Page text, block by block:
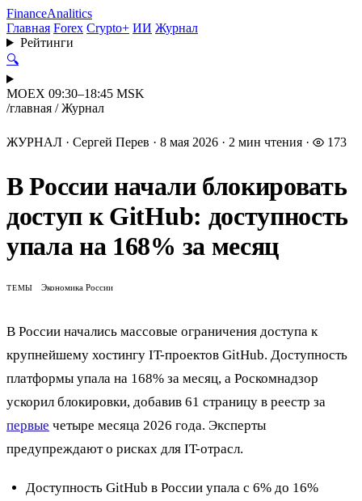
FinanceAnalitics
Главная Forex Crypto+ ИИ Журнал
Рейтинги
🔍
MOEX 09:30–18:45 MSK
/главная / Журнал
ЖУРНАЛ · Сергей Перев · 8 мая 2026 · 2 мин чтения · 173
В России начали блокировать
доступ к GitHub: доступность
упала на 168% за месяц
ТЕМЫ Экономика России
В России начались массовые ограничения доступа к
крупнейшему хостингу IT-проектов GitHub. Доступность
платформы упала на 168% за месяц, а Роскомнадзор
ускорил блокировки, добавив 61 страницу в реестр за
первые четыре месяца 2026 года. Эксперты
предупреждают о рисках для IT-отрасл.
Доступность GitHub в России упала с 6% до 16%